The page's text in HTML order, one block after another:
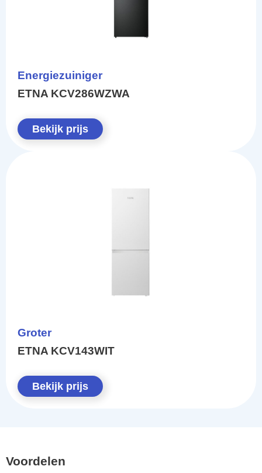
Energiezuiniger
ETNA KCV286WZWA
Bekijk prijs
Groter
ETNA KCV143WIT
Bekijk prijs
Voordelen